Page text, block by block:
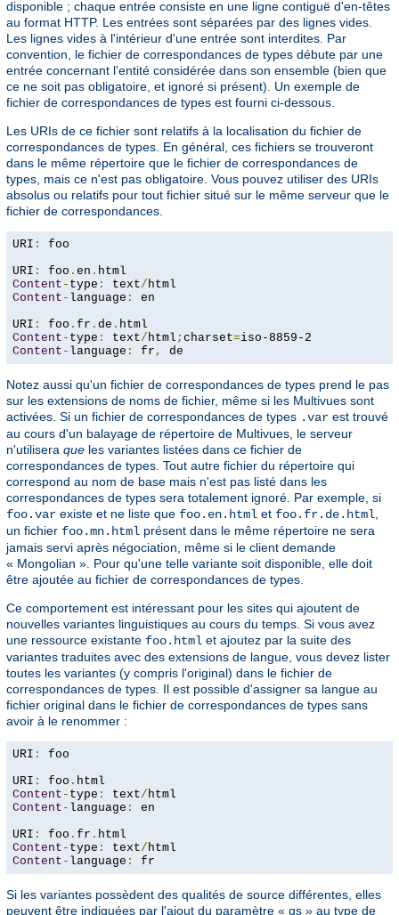
disponible ; chaque entrée consiste en une ligne contiguë d'en-têtes
au format HTTP. Les entrées sont séparées par des lignes vides.
Les lignes vides à l'intérieur d'une entrée sont interdites. Par
convention, le fichier de correspondances de types débute par une
entrée concernant l'entité considérée dans son ensemble (bien que
ce ne soit pas obligatoire, et ignoré si présent). Un exemple de
fichier de correspondances de types est fourni ci-dessous.
Les URIs de ce fichier sont relatifs à la localisation du fichier de
correspondances de types. En général, ces fichiers se trouveront
dans le même répertoire que le fichier de correspondances de
types, mais ce n'est pas obligatoire. Vous pouvez utiliser des URIs
absolus ou relatifs pour tout fichier situé sur le même serveur que le
fichier de correspondances.
URI :
foo
URI : foo . en .
Content - type : text/
Content - language :
en
URI : foo . fr . de .
Content - type : text/ html ; charset=
Content - language : fr , de
Notez aussi qu'un fichier de correspondances de types prend le pas
sur les extensions de noms de fichier, même si les Multivues sont
activées. Si un fichier de correspondances de types .var est trouvé
au cours d'un balayage de répertoire de Multivues, le serveur
n'utilisera que les variantes listées dans ce fichier de
correspondances de types. Tout autre fichier du répertoire qui
correspond au nom de base mais n'est pas listé dans les
correspondances de types sera totalement ignoré. Par exemple, si
foo.var existe et ne liste que foo.en.html et foo.fr.de.html
un fichier foo.mn.html présent dans le même répertoire ne sera
jamais servi après négociation, même si le client demande
« Mongolian ». Pour qu'une telle variante soit disponible, elle doit
être ajoutée au fichier de correspondances de types.
Ce comportement est intéressant pour les sites qui ajoutent de
nouvelles variantes linguistiques au cours du temps. Si vous avez
une ressource existante foo.html et ajoutez par la suite des
variantes traduites avec des extensions de langue, vous devez lister
toutes les variantes (y compris l'original) dans le fichier de
correspondances de types. Il est possible d'assigner sa langue au
fichier original dans le fichier de correspondances de types sans
avoir à le renommer :
URI :
foo
URI : foo .
Content - type : text/
Content - language :
en
URI : foo . fr .
Content - type : text/
Content - language : fr
Si les variantes possèdent des qualités de source différentes, elles
peuvent être indiquées par l'ajout du paramètre « qs » au type de